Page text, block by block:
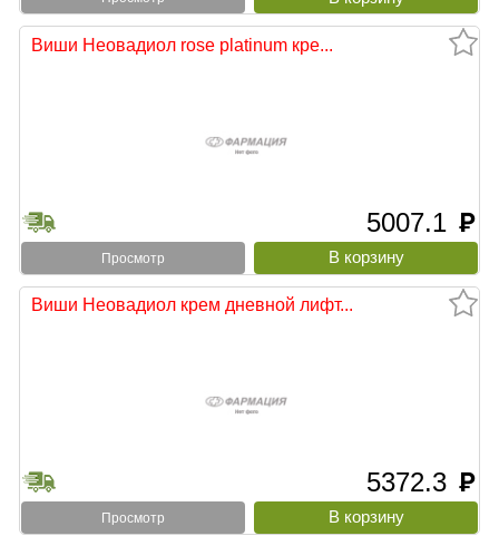
Виши Неовадиол rose platinum кре...
5007.1 руб
Просмотр
Виши Неовадиол крем дневной лифт...
5372.3 руб
Просмотр